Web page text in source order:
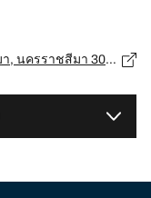
998/1 ถ.มิตรภาพ ต.เมือง อ.เมือง, นครราชสีมา, นครราชสีมา 30000, อ.เมือง, นครราชสีมา - 30000